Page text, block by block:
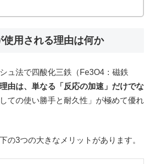
使用される理由は何か
ュ法で四酸化三鉄（Fe3O4：磁鉄
由は、単なる「反応の加速」だけでな
しての使い勝手と耐久性」が極めて優れ
の3つの大きなメリットがあります。